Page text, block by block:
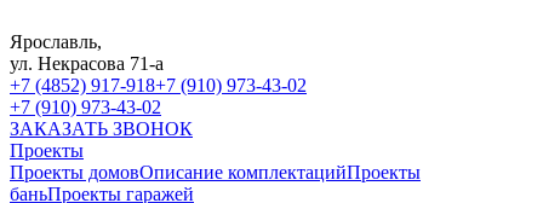
Ярославль,
ул. Некрасова 71-а
+7 (4852) 917-918+7 (910) 973-43-02
+7 (910) 973-43-02
ЗАКАЗАТЬ ЗВОНОК
Проекты
Проекты домовОписание комплектацийПроекты
баньПроекты гаражей